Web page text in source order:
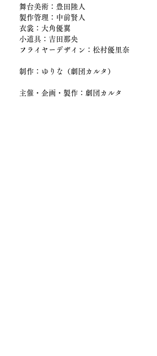
舞台美術：豊田陸人
製作管理：中前賢人
衣裳：大角優翼
小道具：吉田那央
フライヤーデザイン：松村優里奈
制作：ゆりな（劇団カルタ）
主催・企画・製作：劇団カルタ